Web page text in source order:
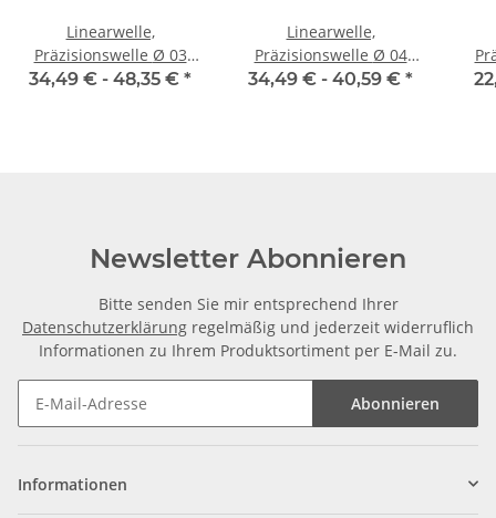
Linearwelle,
Präzisionswelle Ø 03
mm, je m ± 5 mm,
34,49 € - 48,35 € *
Linearwelle,
Präzisionswelle Ø 04
mm, je m ± 5 mm,
34,49 € - 40,59 € *
Newsletter Abonnieren
Bitte senden Sie mir entsprechend Ihrer
Datenschutzerklärung regelmäßig und jederzeit widerruflich
Informationen zu Ihrem Produktsortiment per E-Mail zu.
Abonnieren
Informationen